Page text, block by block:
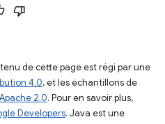
de cette page est régi par une
4.0, et les échantillons de
Apache 2.0. Pour en savoir plus,
Developers. Java est une